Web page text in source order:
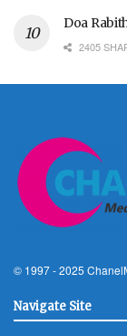
Doa
2405
© 1997 - 2025
Navigate Site